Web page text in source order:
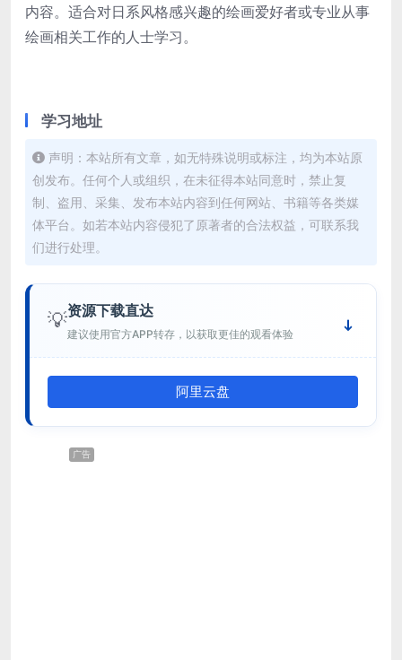
内容。适合对日系风格感兴趣的绘画爱好者或专业从事
绘画相关工作的人士学习。
学习地址
声明：本站所有文章，如无特殊说明或标注，均为本站原
创发布。任何个人或组织，在未征得本站同意时，禁止复
制、盗用、采集、发布本站内容到任何网站、书籍等各类媒
体平台。如若本站内容侵犯了原著者的合法权益，可联系我
们进行处理。
💡资源下载直达
建议使用官方APP转存，以获取更佳的观看体验
阿里云盘
广告